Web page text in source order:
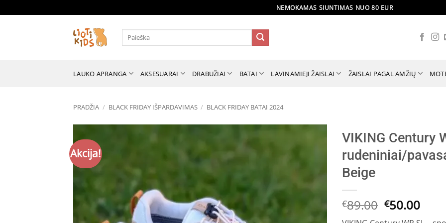
to
NEMOKAMAS SIUNTIMAS NUO 80 EUR
Ieškoti:
LAUKO APRANGA AKSESUARAI DRABUŽIAI BATAI LAVINAMIEJI ŽAISLAI ŽAISLAI PAGAL AMŽIŲ
PRADŽIA / BLACK FRIDAY IŠPARDAVIMAS / BLACK FRIDAY BATAI 2024
Akcija!
VIKING Century
rudeniniai/
Beige
€89.00 Original
price
€50.00
price